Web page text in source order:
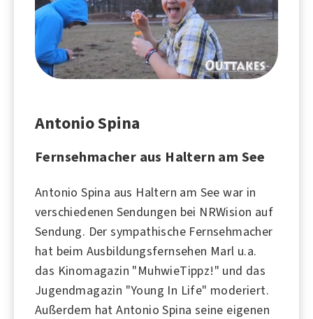
Antonio Spina
Fernsehmacher aus Haltern am See
Antonio Spina aus Haltern am See war in
verschiedenen Sendungen bei NRWision auf
Sendung. Der sympathische Fernsehmacher
hat beim Ausbildungsfernsehen Marl u.a.
das Kinomagazin "MuhwieTippz!" und das
Jugendmagazin "Young In Life" moderiert.
Außerdem hat Antonio Spina seine eigenen